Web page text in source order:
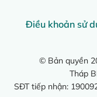
Điều khoản sử
© Bản quyền
Tháp
SĐT tiếp nhận: